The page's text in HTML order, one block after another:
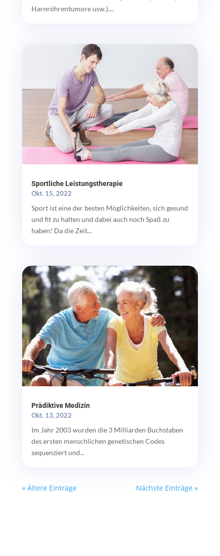
Harnröhrentumore usw.)....
Sportliche Leistungstherapie
Okt. 15, 2022
Sport ist eine der besten Möglichkeiten, sich gesund
und fit zu halten und dabei auch noch Spaß zu
haben! Da die Zeit...
Prädiktive Medizin
Okt. 13, 2022
Im Jahr 2003 wurden die 3 Milliarden Buchstaben
des ersten menschlichen genetischen Codes
sequenziert und...
« Ältere Einträge Nächste Einträge »